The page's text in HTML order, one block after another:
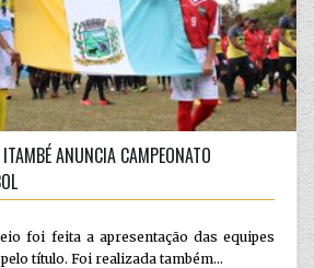
ANUNCIA CAMPEONATO
foi feita a apresentação das equipes
título. Foi realizada também...